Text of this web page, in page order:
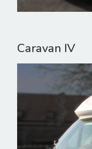
Caravan IV